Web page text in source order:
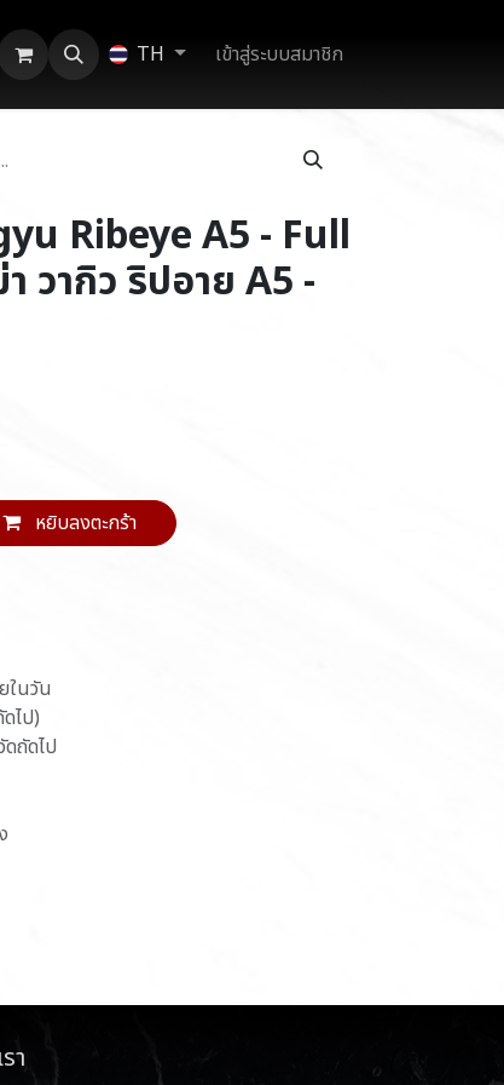
TH เข้าสู่ระบบสมาชิก
Ribeye A5 - Full
วากิว ริปอาย A5 -
หยิบลงตะกร้า
ในวัน
ไป)
ถัดไป
า